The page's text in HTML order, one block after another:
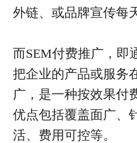
外链、或品牌宣传每
而SEM付费推广，即
把企业的产品或服务
广，是一种按效果付
优点包括覆盖面广、
活、费用可控等。